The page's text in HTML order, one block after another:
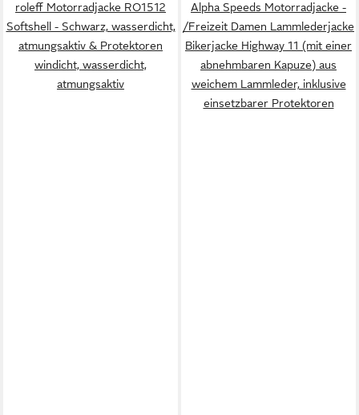
roleff Motorradjacke RO1512
Softshell - Schwarz, wasserdicht,
atmungsaktiv & Protektoren
windicht, wasserdicht,
atmungsaktiv
Alpha Speeds Motorradjacke -
/Freizeit Damen Lammlederjacke
Bikerjacke Highway 11 (mit einer
abnehmbaren Kapuze) aus
weichem Lammleder, inklusive
einsetzbarer Protektoren